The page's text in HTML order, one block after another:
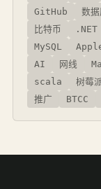
GitHub
数据
比特币
.NET
MySQL
AI
网线
scala
树莓
推广
BTCC